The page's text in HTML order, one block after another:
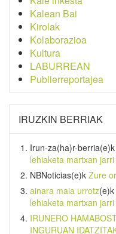
Kalean Bai
Kirolak
Kolaborazioa
Kultura
LABURREAN
Publierreportajea
IRUZKIN BERRIAK
Irun-za(ha)r-berria(e)k
lehiaketa martxan
NBNoticias(e)k Zure
ainara maia urrotz(e)k
lehiaketa martxan
IRUNERO
INGURUAN